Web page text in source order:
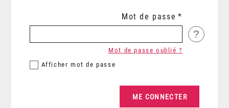
Mot de passe
?
Afficher mot de passe
Mot de passe oublié ?